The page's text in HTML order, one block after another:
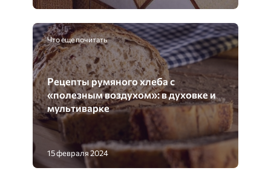
Что еще почитать
Рецепты румяного хлеба с
«полезным воздухом»: в духовке и
мультиварке
15 февраля 2024